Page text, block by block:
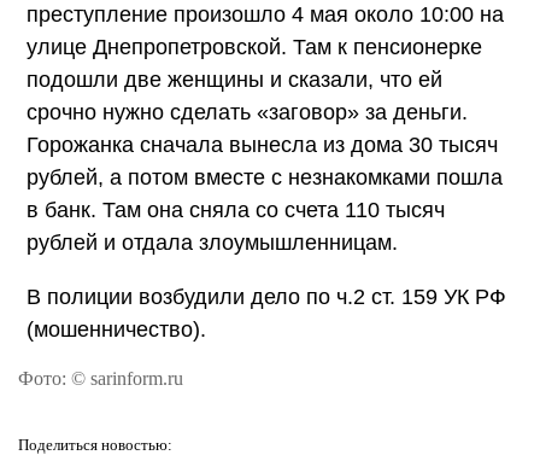
преступление произошло 4 мая около 10:00 на
улице Днепропетровской. Там к пенсионерке
подошли две женщины и сказали, что ей
срочно нужно сделать «заговор» за деньги.
Горожанка сначала вынесла из дома 30 тысяч
рублей, а потом вместе с незнакомками пошла
в банк. Там она сняла со счета 110 тысяч
рублей и отдала злоумышленницам.
В полиции возбудили дело по ч.2 ст. 159 УК РФ
(мошенничество).
Фото: © sarinform.ru
Поделиться новостью: